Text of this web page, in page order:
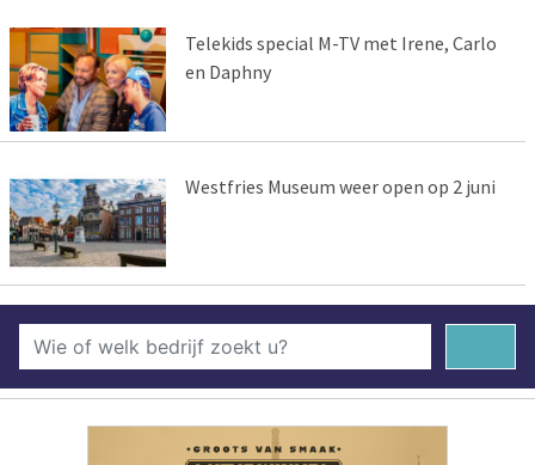
Telekids special M-TV met Irene, Carlo
en Daphny
Westfries Museum weer open op 2 juni